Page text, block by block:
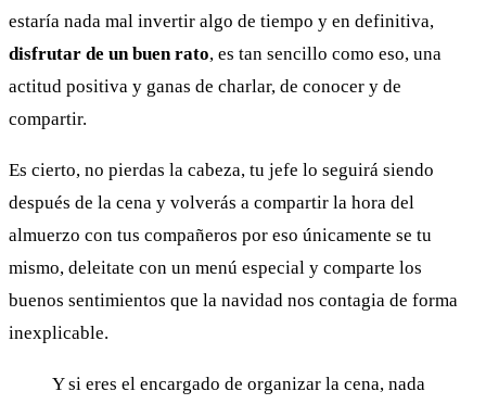
estaría nada mal invertir algo de tiempo y en definitiva,
disfrutar de un buen rato, es tan sencillo como eso, una
actitud positiva y ganas de charlar, de conocer y de
compartir.
Es cierto, no pierdas la cabeza, tu jefe lo seguirá siendo
después de la cena y volverás a compartir la hora del
almuerzo con tus compañeros por eso únicamente se tu
mismo, deleitate con un menú especial y comparte los
buenos sentimientos que la navidad nos contagia de forma
inexplicable.
Y si eres el encargado de organizar la cena, nada